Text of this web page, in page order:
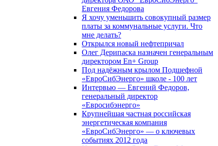
Евгения Федорова
Я хочу уменьшить совокупный размер
платы за коммунальные услуги. Что
мне делать?
Открылся новый нефтепричал
Олег Дерипаска назначен генеральным
директором En+ Group
Под надёжным крылом Подшефной
«ЕвроСибЭнерго» школе - 100 лет
Интервью — Евгений Федоров,
генеральный директор
«Евросибэнерго»
Крупнейшая частная российская
энергетическая компания
«ЕвроСибЭнерго» — о ключевых
событиях 2012 года